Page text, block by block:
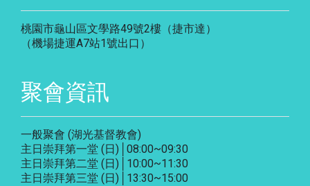
桃園市龜山區文學路49號2樓（捷市達）
（機場捷運A7站1號出口）
聚會資訊
一般聚會 (湖光基督教會)
主日崇拜第一堂 (日)│08:00~09:30
主日崇拜第二堂 (日)│10:00~11:30
主日崇拜第三堂 (日)│13:30~15:00